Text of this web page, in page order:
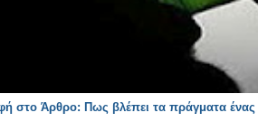
στο Άρθρο: Πως βλέπει τα πράγματα ένας